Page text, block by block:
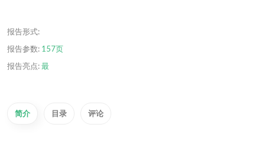
报告形式:
报告参数: 157页
报告亮点:最
简介 目录 评论